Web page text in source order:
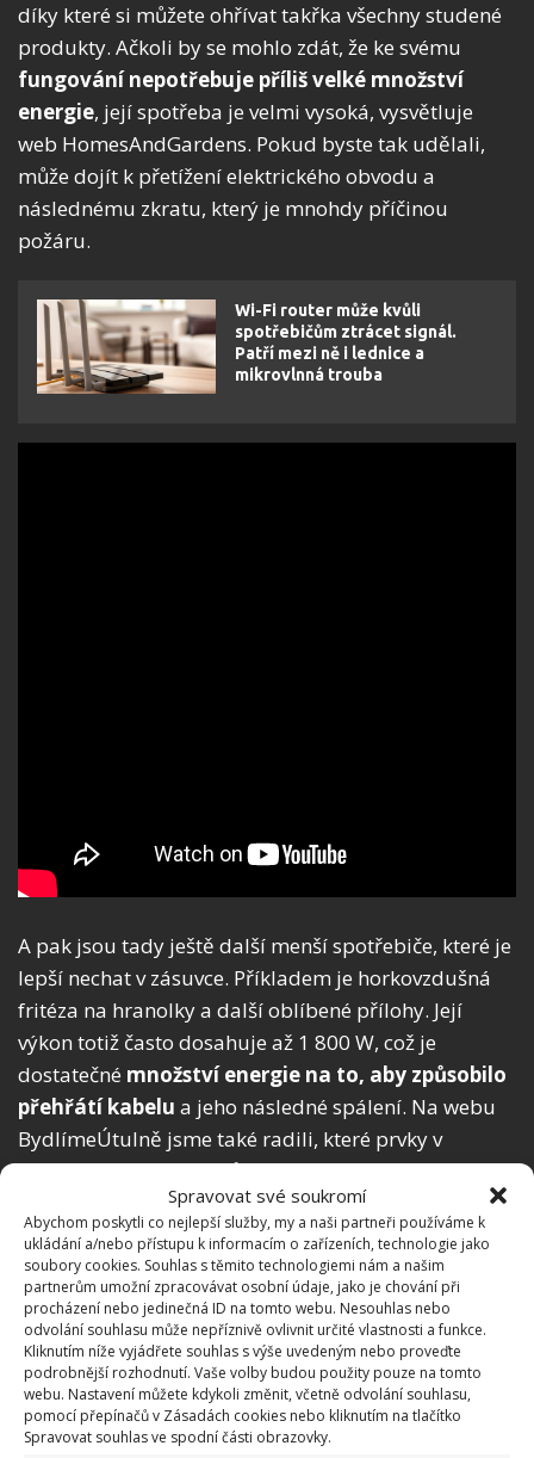
Spravovat své soukromí
Abychom poskytli co nejlepší služby, my a naši partneři používáme k
ukládání a/nebo přístupu k informacím o zařízeních, technologie jako
soubory cookies. Souhlas s těmito technologiemi nám a našim
partnerům umožní zpracovávat osobní údaje, jako je chování při
procházení nebo jedinečná ID na tomto webu. Nesouhlas nebo
odvolání souhlasu může nepříznivě ovlivnit určité vlastnosti a funkce.
Kliknutím níže vyjádřete souhlas s výše uvedeným nebo proveďte
podrobnější rozhodnutí. Vaše volby budou použity pouze na tomto
webu. Nastavení můžete kdykoli změnit, včetně odvolání souhlasu,
pomocí přepínačů v Zásadách cookies nebo kliknutím na tlačítko
Spravovat souhlas ve spodní části obrazovky.
díky které si můžete ohřívat takřka všechny studené
produkty. Ačkoli by se mohlo zdát, že ke svému
fungování nepotřebuje příliš velké množství
energie, její spotřeba je velmi vysoká, vysvětluje
web HomesAndGardens. Pokud byste tak udělali,
může dojít k přetížení elektrického obvodu a
následnému zkratu, který je mnohdy příčinou
požáru.
Wi-Fi router může kvůli
spotřebičům ztrácet signál.
Patří mezi ně i lednice a
mikrovlnná trouba
A pak jsou tady ještě další menší spotřebiče, které je
lepší nechat v zásuvce. Příkladem je horkovzdušná
fritéza na hranolky a další oblíbené přílohy. Její
výkon totiž často dosahuje až 1 800 W, což je
dostatečné množství energie na to, aby způsobilo
přehřátí kabelu a jeho následné spálení. Na webu
BydlímeÚtulně jsme také radili, které prvky v
domácnosti mohou způsobovatrušení signálu wi-fi.
Zdroje: Smakosze,HomesAndGardens